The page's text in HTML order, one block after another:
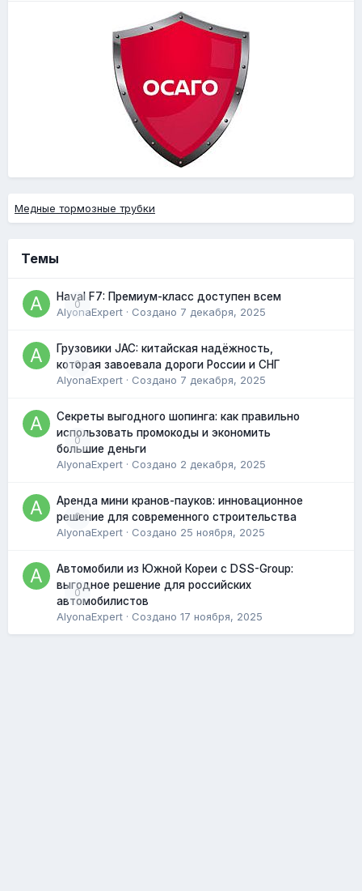
Медные тормозные трубки
Темы
0
Haval F7: Премиум-класс доступен всем
AlyonaExpert · Создано 7 декабря, 2025
0
Грузовики JAC: китайская надёжность,
которая завоевала дороги России и СНГ
AlyonaExpert · Создано 7 декабря, 2025
0
Секреты выгодного шопинга: как правильно
использовать промокоды и экономить
большие деньги
AlyonaExpert · Создано 2 декабря, 2025
0
Аренда мини кранов-пауков: инновационное
решение для современного строительства
AlyonaExpert · Создано 25 ноября, 2025
0
Автомобили из Южной Кореи с DSS-Group:
выгодное решение для российских
автомобилистов
AlyonaExpert · Создано 17 ноября, 2025